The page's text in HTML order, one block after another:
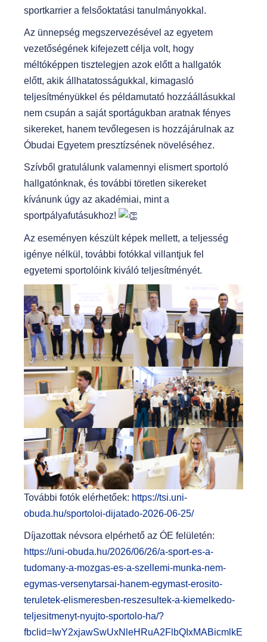
sportkarrier a felsőoktatási tanulmányokkal.
Az ünnepség megszervezésével az egyetem
vezetőségének kifejezett célja volt, hogy
méltóképpen tisztelegjen azok előtt a hallgatók
előtt, akik állhatatosságukkal, kimagasló
teljesítményükkel és példamutató hozzáállásukkal
nem csupán a saját sportágukban aratnak fényes
sikereket, hanem tevőlegesen is hozzájárulnak az
Óbudai Egyetem presztízsének növeléséhez.
Szívből gratulálunk valamennyi elismert sportoló
hallgatónknak, és további töretlen sikereket
kívánunk úgy az akadémiai, mint a
sportpályafutásukhoz!
Az eseményen készült képek mellett, a teljesség
igénye nélkül, további fotókkal villantjuk fel
egyetemi sportolóink kiváló teljesítményét.
További fotók elérhetőek: https://tsi.uni-
obuda.hu/sportoloi-dijatado-2026-06-25/
Díjazottak névsora elpérhető az ÓE felületén:
https://uni-obuda.hu/2026/06/26/a-sport-es-a-
tudomany-a-mozgas-es-a-szellemi-munka-nem-
egymas-versenytarsai-hanem-egymast-erosito-
teruletek-elismeresben-reszesultek-a-kiemelkedo-
teljesitmenyt-nyujto-sportolo-ha/?
fbclid=IwY2xjawSwUxNleHRuA2FlbQIxMABicmlkE